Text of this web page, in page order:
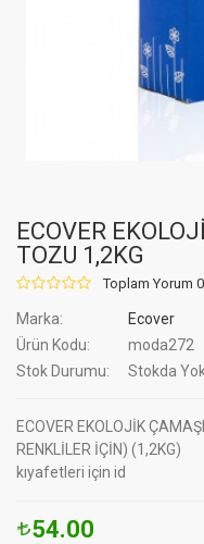
ECOVER
TOZU 1,2KG
Toplam Yorum 0
Marka:
Ecover
Ürün Kodu:
moda272
Stok Durumu:
Stokda
ECOVER EKOLOJİK
RENKLİLER İÇİN)
kıyafetleri için id
54.00